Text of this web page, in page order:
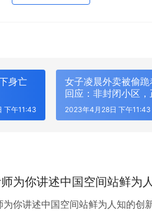
身亡
下午11:43
女子凌晨外卖被偷
回应：非封闭小区
2023年4月28日 下午11:43
为你讲述中国空间站鲜为
为你讲述中国空间站鲜为人知的创